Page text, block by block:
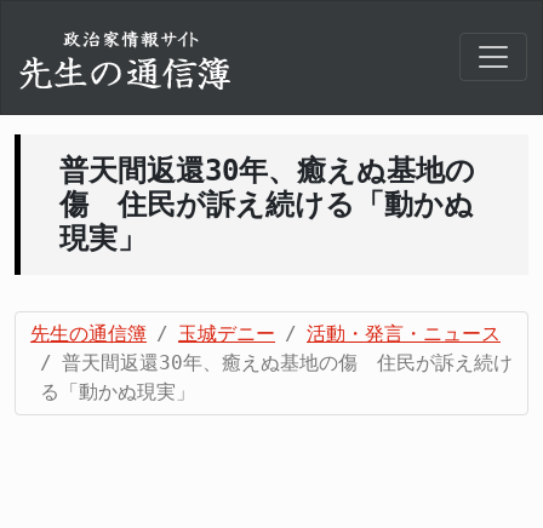
普天間返還30年、癒えぬ基地の
傷 住民が訴え続ける「動かぬ
現実」
先生の通信簿 玉城デニー
活動・発言・ニュース
普天間返還30年、癒えぬ基地の傷 住民が訴え続け
る「動かぬ現実」